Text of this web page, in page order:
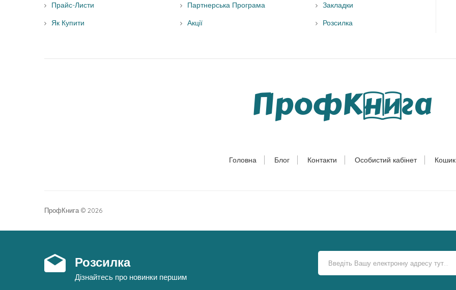
Прайс-Листи
Як Купити
Партнерська Програма
Акції
Закладки
Розсилка
Головна Блог Контакти Особистий кабінет Кошик
ПрофКнига © 2026
Розсилка
Дізнайтесь про новинки першим